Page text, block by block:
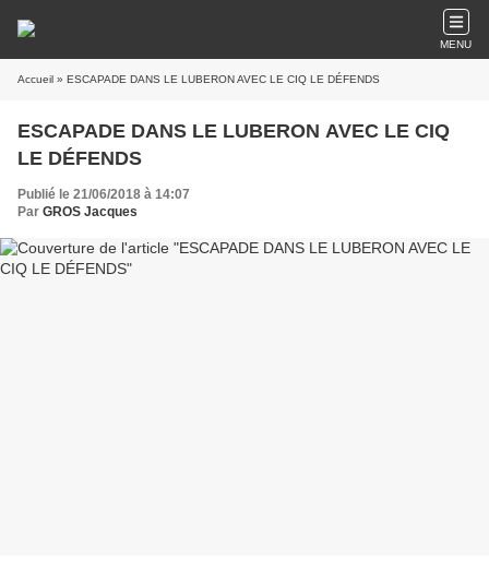
MENU
Accueil » ESCAPADE DANS LE LUBERON AVEC LE CIQ LE DÉFENDS
ESCAPADE DANS LE LUBERON AVEC LE CIQ
LE DÉFENDS
Publié le 21/06/2018 à 14:07
Par GROS Jacques